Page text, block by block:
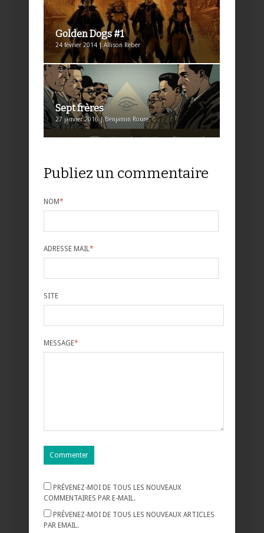
Golden Dogs #1
24 février 2014 | Allison Reber
Sept frères
27 janvier 2016 | Benjamin Roure
Publiez un commentaire
NOM*
ADRESSE MAIL*
SITE
MESSAGE*
PRÉVENEZ-MOI DE TOUS LES NOUVEAUX
COMMENTAIRES PAR E-MAIL.
PRÉVENEZ-MOI DE TOUS LES NOUVEAUX ARTICLES
PAR EMAIL.